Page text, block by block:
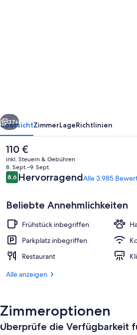
Lobby
Weiter
37+
ÜbersichtZimmerLageRichtlinien
Der
aktuelle
Preis
beträgt
110 €.
110 €
inkl. Steuern & Gebühren
8. Sept.–9. Sept.
Bewertungen
8,68,6 von 10.
HervorragendAlle 3.985
Beliebte Annehmlichkeiten
Frühstück inbegriffen
Parkplatz inbegriffen
Restaurant
Alle anzeigen
Zimmeroptionen
Überprüfe die Verfügbarkeit